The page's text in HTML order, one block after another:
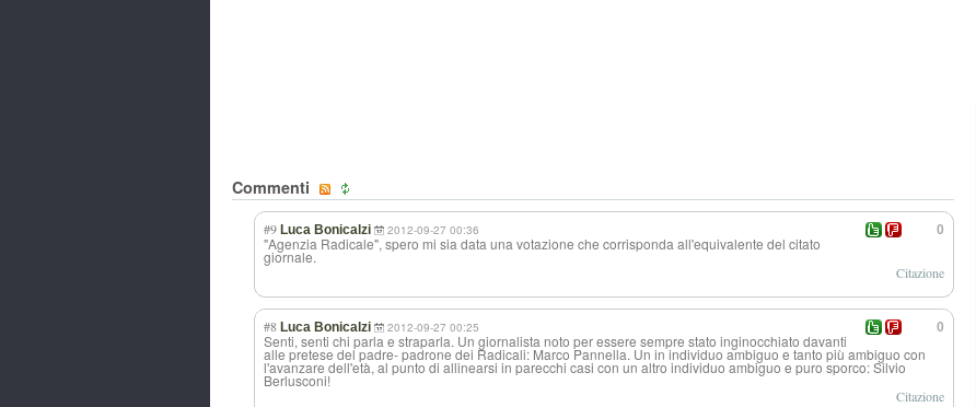
Commenti
0
#9 Luca Bonicalzi 2012-09-27 00:36
"Agenzia Radicale", spero mi sia data una votazione che corrisponda all'equivalente del citato
giornale.
Citazione
0
#8 Luca Bonicalzi 2012-09-27 00:25
Senti, senti chi parla e straparla. Un giornalista noto per essere sempre stato inginocchiato davanti
alle pretese del padre- padrone dei Radicali: Marco Pannella. Un in individuo ambiguo e tanto più ambiguo con
l'avanzare dell'età, al punto di allinearsi in parecchi casi con un altro individuo ambiguo e puro sporco: Silvio
Berlusconi!
Citazione